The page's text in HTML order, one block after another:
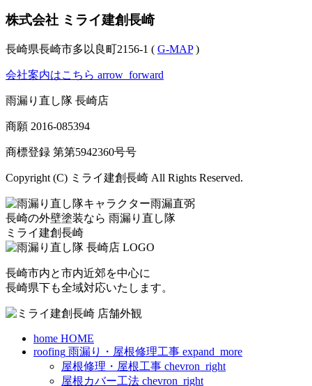
株式会社 ミライ建創長崎
長崎県長崎市多以良町2156-1 ( G-MAP)
会社案内はこちら arrow_forward
雨漏り直し隊 長崎店
商願 2016-085394
商標登録 第第5942360号号
Copyright (C) ミライ建創長崎 All Rights Reserved.
長崎の外壁塗装なら 雨漏り直し隊
ミライ建創長崎
長崎市内と市内近郊を中心に
長崎県下も全域対応いたします。
home HOME
roofing 雨漏り・屋根修理工事 expand_more
屋根修理・屋根工事 chevron_right
屋根カバー工法 chevron_right